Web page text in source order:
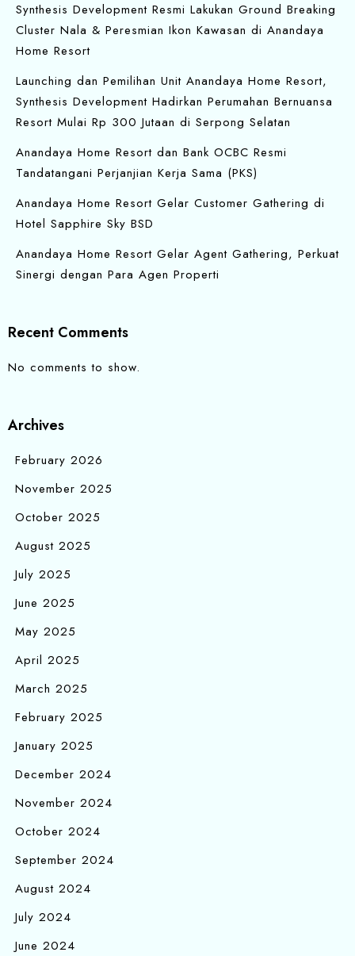
Synthesis Development Resmi Lakukan Ground Breaking
Cluster Nala & Peresmian Ikon Kawasan di Anandaya
Home Resort
Launching dan Pemilihan Unit Anandaya Home Resort,
Synthesis Development Hadirkan Perumahan Bernuansa
Resort Mulai Rp 300 Jutaan di Serpong Selatan
Anandaya Home Resort dan Bank OCBC Resmi
Tandatangani Perjanjian Kerja Sama (PKS)
Anandaya Home Resort Gelar Customer Gathering di
Hotel Sapphire Sky BSD
Anandaya Home Resort Gelar Agent Gathering, Perkuat
Sinergi dengan Para Agen Properti
Recent Comments
No comments to show.
Archives
February 2026
November 2025
October 2025
August 2025
July 2025
June 2025
May 2025
April 2025
March 2025
February 2025
January 2025
December 2024
November 2024
October 2024
September 2024
August 2024
July 2024
June 2024